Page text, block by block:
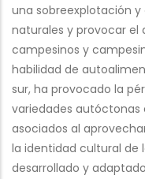
una sobreexplotación
naturales y provocar el
campesinos y
habilidad de
sur, ha provocado la
variedades
asociados al
la identidad cultural de
desarrollado y